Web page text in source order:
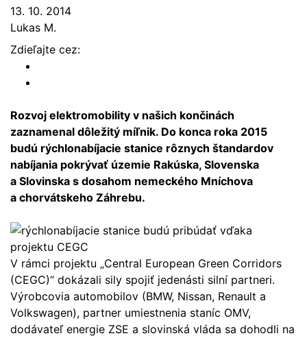
13. 10. 2014
Lukas M.
Zdieľajte cez:
Rozvoj elektromobility v našich končinách
zaznamenal dôležitý míľnik. Do konca roka 2015
budú rýchlonabíjacie stanice rôznych štandardov
nabíjania pokrývať územie Rakúska, Slovenska
a Slovinska s dosahom nemeckého Mníchova
a chorvátskeho Záhrebu.
V rámci projektu „Central European Green Corridors
(CEGC)“ dokázali sily spojiť jedenásti silní partneri.
Výrobcovia automobilov (BMW, Nissan, Renault a
Volkswagen), partner umiestnenia staníc OMV,
dodávateľ energie ZSE a slovinská vláda sa dohodli na